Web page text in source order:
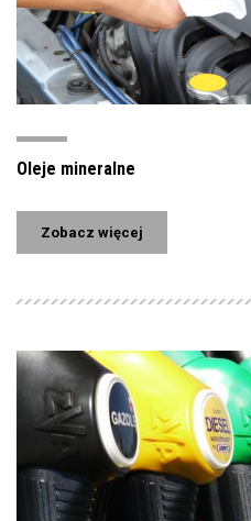
Oleje mineralne
Zobacz więcej